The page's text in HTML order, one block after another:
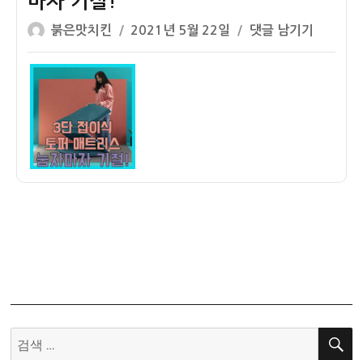
글
쓴
이
붉은맛치킨
작
성
일
2021년 5월 22일
[솔
직
댓글 남기기
검
검